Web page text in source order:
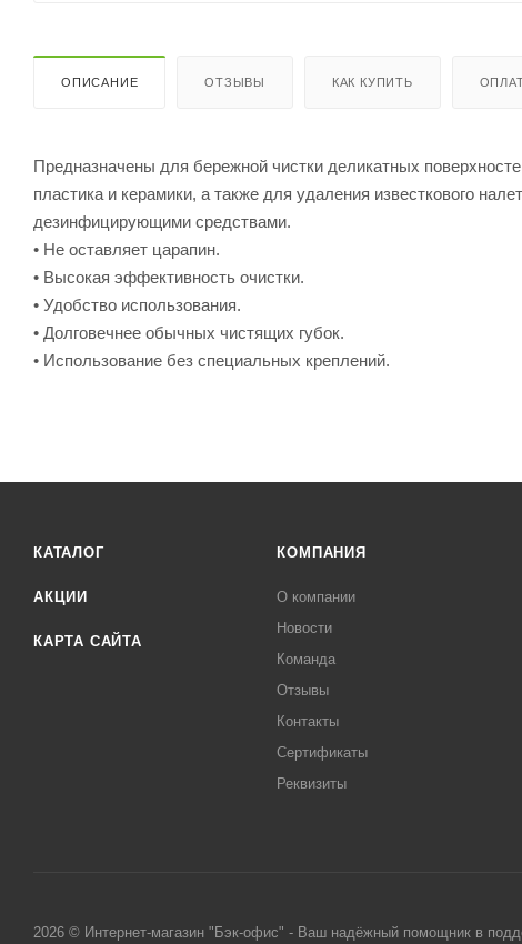
ОПИСАНИЕ ОТЗЫВЫ КАК КУПИТЬ
Предназначены для бережной чистки деликатных
пластика и керамики, а также для удаления известкового
дезинфицирующими средствами.
• Не оставляет царапин.
• Высокая эффективность очистки.
• Удобство использования.
• Долговечнее обычных чистящих губок.
• Использование без специальных креплений.
КАТАЛОГ
АКЦИИ
КАРТА САЙТА
КОМПАНИЯ
О компании
Новости
Команда
Отзывы
Контакты
Сертификаты
Реквизиты
2026 © Интернет-магазин "Бэк-офис" - Ваш надёжный помощник в